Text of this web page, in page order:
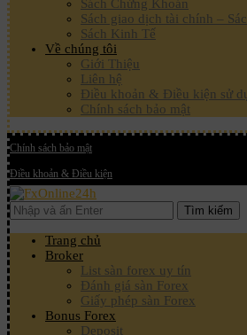
Sách Chứng Khoán
Sách giao dịch tài chính –
Sách Kinh Tế
Về chúng tôi
Giới Thiệu
Liên hệ
Điều khoản & Điều kiện sử
Chính sách bảo mật
Chính sách bảo mật
Điều khoản & Điều kiện
Tìm kiếm
Trang chủ
Broker
List sàn forex uy tín
Đánh giá sàn Forex
Giấy phép sàn Forex
Bonus Forex
Deposit